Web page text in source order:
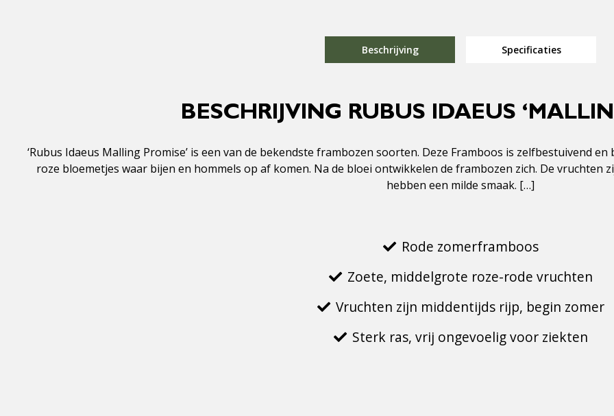
Beschrijving Specificaties
BESCHRIJVING RUBUS IDAEUS
‘Rubus Idaeus Malling Promise’ is een van de bekendste frambozen soorten. Deze Framboos is zelfbestuivend
roze bloemetjes waar bijen en hommels op af komen. Na de bloei ontwikkelen de frambozen zich. De vruchten
hebben een milde smaak. […]
Rode zomerframboos
Zoete, middelgrote roze-rode vruchten
Vruchten zijn middentijds rijp, begin zomer
Sterk ras, vrij ongevoelig voor ziekten